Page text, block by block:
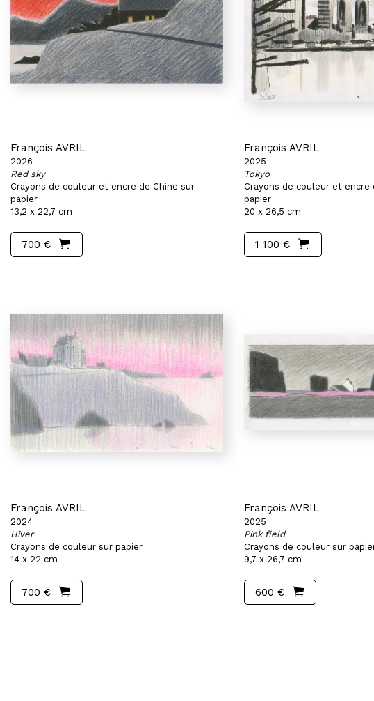
François AVRIL
2026
Red sky
Crayons de couleur et encre de Chine sur
papier
13,2 x 22,7 cm
700 €
François AVRIL
2025
Tokyo
Crayons de couleur et encre
papier
20 x 26,5 cm
1 100 €
François AVRIL
2024
Hiver
Crayons de couleur sur papier
14 x 22 cm
700 €
François AVRIL
2025
Pink field
Crayons de couleur sur
9,7 x 26,7 cm
600 €